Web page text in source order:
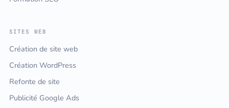
SITES WEB
Création de site web
Création WordPress
Refonte de site
Publicité Google Ads